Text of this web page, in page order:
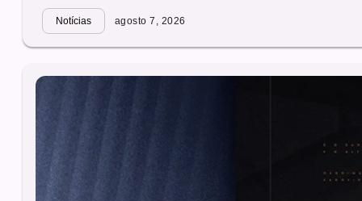
Notícias agosto 7, 2026